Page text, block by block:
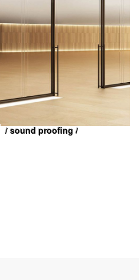
/ sound proofing/